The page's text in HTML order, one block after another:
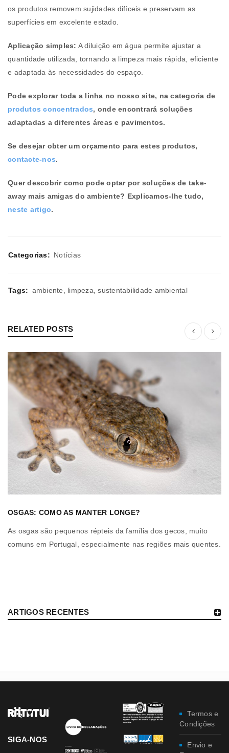
os produtos removem sujidades difíceis e preservam as
superfícies em excelente estado.
Aplicação simples: A diluição em água permite ajustar a
quantidade utilizada, tornando a limpeza mais rápida, eficiente
e adaptada às necessidades do espaço.
Pode explorar toda a linha no nosso site, na categoria de
produtos concentrados, onde encontrará soluções
adaptadas a diferentes áreas e pavimentos.
Se desejar obter um orçamento para estes produtos,
contacte-nos.
Quer descobrir como pode optar por soluções de take-
away mais amigas do ambiente? Explicamos-lhe tudo,
neste artigo.
Categorias: Notícias
Tags: ambiente limpeza ,sustentabilidade ambiental
RELATED POSTS
OSGAS: COMO AS MANTER LONGE?
As osgas são pequenos répteis da família dos gecos, muito
comuns em Portugal, especialmente nas regiões mais quentes.
ARTIGOS RECENTES
SIGA-NOS
Termos e
Condições
Envio e